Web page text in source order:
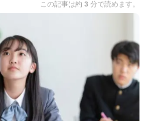
この記事は約 3 分で読めます。